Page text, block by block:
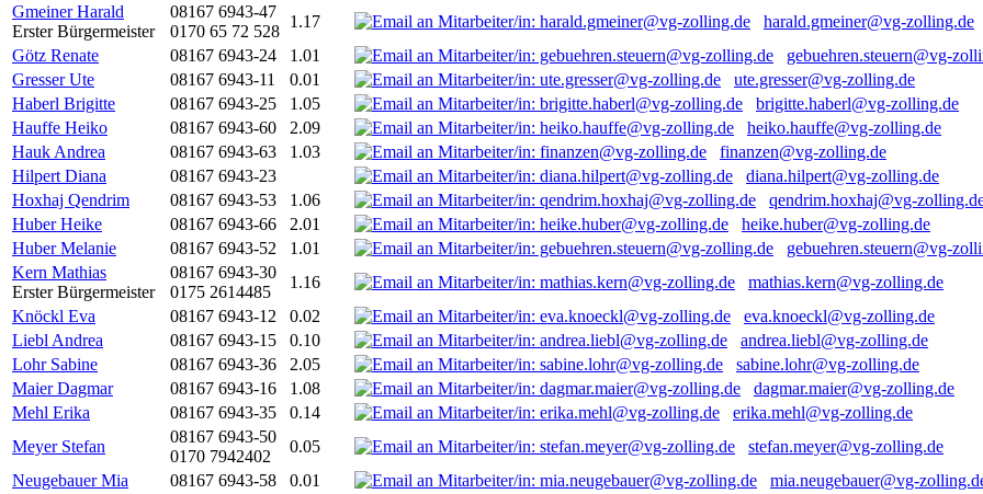
Gmeiner Harald
Erster Bürgermeister
08167 6943-47
0170 65 72 528
1.17
harald.gmeiner@vg-zolling.de
Götz Renate
08167 6943-24 1.01
gebuehren.steuern@vg-
Gresser Ute
08167 6943-11 0.01
ute.gresser@vg-zolling.de
Haberl Brigitte
08167 6943-25 1.05
brigitte.haberl@vg-zolling.de
Hauffe Heiko
08167 6943-60 2.09
heiko.hauffe@vg-zolling.de
Hauk Andrea
08167 6943-63 1.03
finanzen@vg-zolling.de
Hilpert Diana
08167 6943-23
diana.hilpert@vg-zolling.de
Hoxhaj Qendrim
08167 6943-53 1.06
qendrim.hoxhaj@vg-
Huber Heike
08167 6943-66 2.01
heike.huber@vg-zolling.de
Huber Melanie
08167 6943-52 1.01
gebuehren.steuern@vg-
Kern Mathias
Erster Bürgermeister
08167 6943-30
0175 2614485
1.16
mathias.kern@vg-zolling.de
Knöckl Eva
08167 6943-12 0.02
eva.knoeckl@vg-zolling.de
Liebl Andrea
08167 6943-15 0.10
andrea.liebl@vg-zolling.de
Lohr Sabine
08167 6943-36 2.05
sabine.lohr@vg-zolling.de
Maier Dagmar
08167 6943-16 1.08
dagmar.maier@vg-zolling.de
Mehl Erika
08167 6943-35 0.14
erika.mehl@vg-zolling.de
Meyer Stefan
08167 6943-50
0170 7942402
0.05
stefan.meyer@vg-zolling.de
Neugebauer Mia
08167 6943-58 0.01
mia.neugebauer@vg-